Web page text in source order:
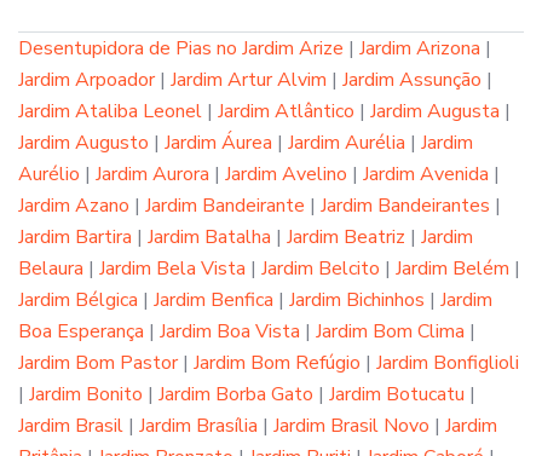
Desentupidora de Pias no Jardim Arize | Jardim Arizona |
Jardim Arpoador| Jardim Artur Alvim | Jardim Assunção |
Jardim Ataliba Leonel | Jardim Atlântico | Jardim Augusta |
Jardim Augusto | Jardim Áurea | Jardim Aurélia | Jardim
Aurélio | Jardim Aurora | Jardim Avelino | Jardim Avenida |
Jardim Azano | Jardim Bandeirante | Jardim Bandeirantes |
Jardim Bartira | Jardim Batalha | Jardim Beatriz | Jardim
Belaura | Jardim Bela Vista | Jardim Belcito | Jardim Belém |
Jardim Bélgica | Jardim Benfica | Jardim Bichinhos | Jardim
Boa Esperança | Jardim Boa Vista | Jardim Bom Clima |
Jardim Bom Pastor| Jardim Bom Refúgio | Jardim Bonfiglioli
| Jardim Bonito | Jardim Borba Gato | Jardim Botucatu |
Jardim Brasil | Jardim Brasília | Jardim Brasil Novo | Jardim